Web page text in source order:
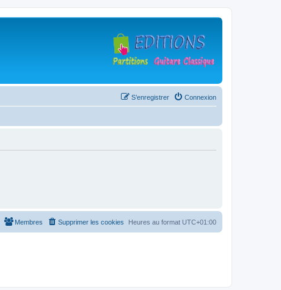
Connexion
S’enregistrer
Heures au format UTC+01:00
Supprimer les cookies
Membres